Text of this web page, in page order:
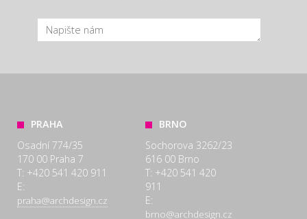
PRAHA
Osadní 774/35
170 00 Praha 7
T: +420 541 420 911
E:
praha@archdesign.cz
BRNO
Sochorova 3262/23
616 00 Brno
T: +420 541 420
911
E:
brno@archdesign.cz